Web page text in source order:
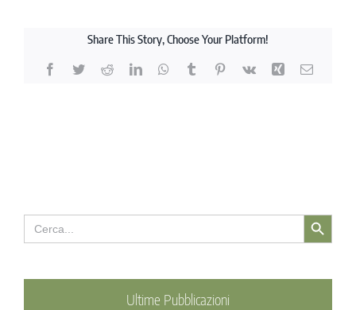
Share This Story, Choose Your Platform!
Facebook
TwitterRedditLinkedInWhatsApp
TumblrPinterest
Vk Xing Email
Search
for:
Search Button
Ultime Pubblicazioni